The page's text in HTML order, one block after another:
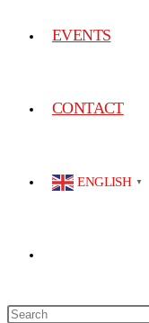
EVENTS
CONTACT
ENGLISH ▼